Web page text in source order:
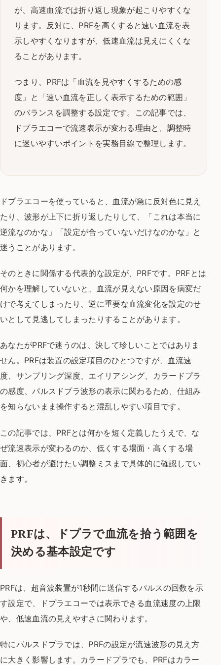
が、高速血流では折り返し現象が起こりやすくな
ります。反対に、PRFを高くすると速い血流を表
示しやすくなりますが、低速血流は見えにくくな
ることがあります。
つまり、PRFは「血流を見やすくするための感
度」と「速い血流を正しく表示するための範囲」
のバランスを調整する設定です。この記事では、
ドプラエコーで流速表示が変わる理由と、調整時
に迷いやすいポイントを実務目線で整理します。
ドプラエコーを使っていると、血流が急に反対色に見え
たり、波形が上下に折り返したりして、「これは本当に
逆流なのかな」「設定が合っていないだけなのかな」と
迷うことがあります。
そのときに関係する代表的な設定が、PRFです。PRFとは
何かを理解していないと、血流が見えない原因を病変だ
けで考えてしまったり、逆に重要な血流変化を設定のせ
いとして見逃してしまったりすることがあります。
あなたがPRFで迷うのは、決して珍しいことではありま
せん。PRFは装置の設定項目のひとつですが、血流速
度、サンプリング深度、エイリアシング、カラードプラ
の感度、パルスドプラ波形の表示に関わるため、仕組み
を知らないまま操作すると混乱しやすい項目です。
この記事では、PRFとは何かを短く定義したうえで、な
ぜ流速表示が変わるのか、低くする場面・高くする場
面、初心者が避けたい調整ミスまで具体的に確認してい
きます。
PRFは、ドプラで血流を拾う範囲を
決める基本設定です
PRFは、超音波装置が1秒間に送信するパルスの回数を示
す設定で、ドプラエコーでは表示できる血流速度の上限
や、低速血流の見えやすさに関わります。
特にパルスドプラでは、PRFの設定が流速波形の見え方
に大きく影響します。カラードプラでも、PRFはカラー